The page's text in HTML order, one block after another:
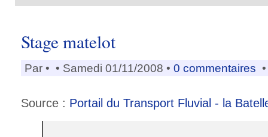
Stage matelot
Par • • Samedi 01/11/2008 • 0 commentaires
Source : Portail du Transport Fluvial - la